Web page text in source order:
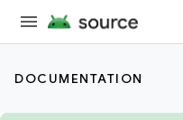
DOCUMENTATION